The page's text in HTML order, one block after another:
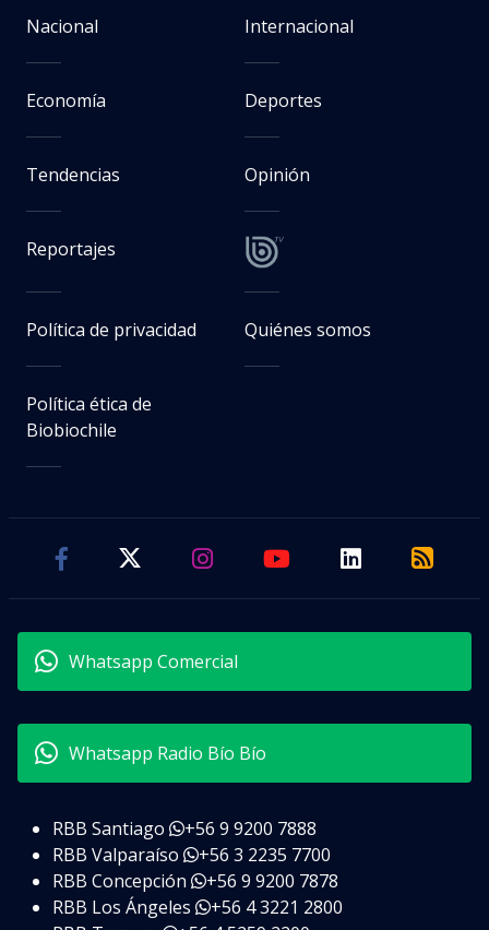
Nacional Internacional
Economía Deportes
Tendencias Opinión
Reportajes
Política de privacidad Quiénes somos
Política ética de
Biobiochile
Whatsapp Comercial
Whatsapp Radio Bío Bío
RBB Santiago
+56 9 9200 7888
RBB Valparaíso
+56 3 2235 7700
RBB Concepción
+56 9 9200 7878
RBB Los Ángeles
+56 4 3221 2800